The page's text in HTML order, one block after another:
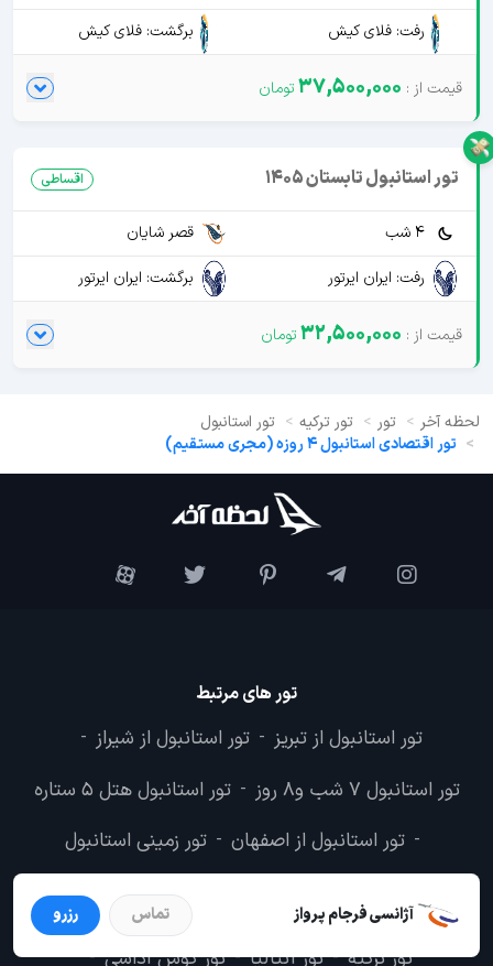
رفت: فلای کیش
برگشت: فلای کیش
37,500,000
تور استانبول تابستان 1405 اقساطی
4 شب
قصر شایان
رفت: ایران ایرتور
برگشت: ایران ایرتور
32,500,000
آژانسی فرجام پرواز تماس رزرو
لحظه آخر تور تور ترکیه
تور استانبول
تور اقتصادی استانبول 4 روزه (مجری مستقیم)
تور های مرتبط
تور استانبول از تبریز - تور استانبول از شیراز -
تور استانبول 7 شب و8 روز - تور استانبول هتل 5 ستاره
- تور استانبول از اصفهان - تور زمینی استانبول
تور های پیشنهادی
تور ترکیه - تور آنتالیا - تور کوش آداسی -